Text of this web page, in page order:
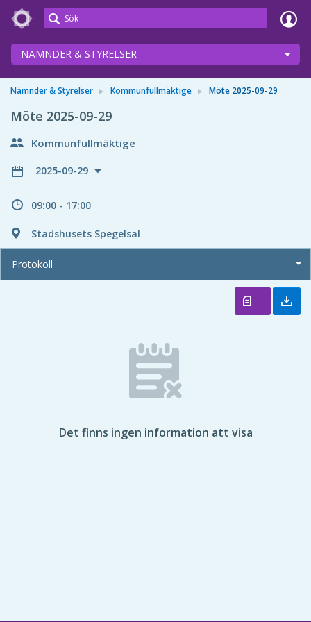
Meetings+
NÄMNDER & STYRELSER
Nämnder & Styrelser Kommunfullmäktige Möte 2025-09-29
Möte 2025-09-29
Kommunfullmäktige
2025-09-29
09:00 - 17:00
Stadshusets Spegelsal
Protokoll
Det finns ingen information att visa